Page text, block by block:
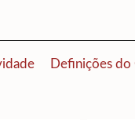
Definições do